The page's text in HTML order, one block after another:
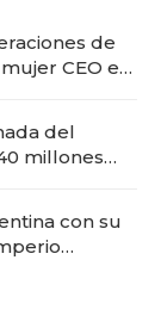
de
CEO en
del
millones
con su